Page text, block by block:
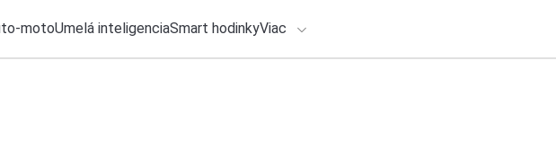
motoUmelá inteligenciaSmart hodinkyViac